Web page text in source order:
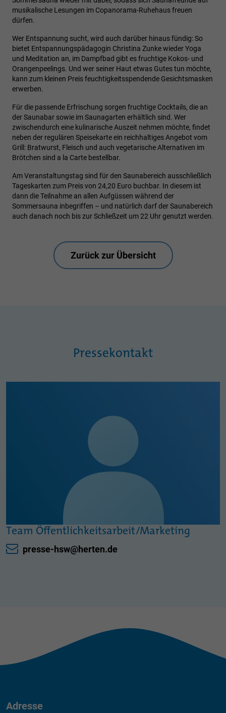
musikalische Lesungen im Copanorama-Ruhehaus freuen
dürfen.
Wer Entspannung sucht, wird auch darüber hinaus fündig: So
bietet Entspannungspädagogin Christina Zunke wieder Yoga
und Meditation an, im Dampfbad gibt es fruchtige Kokos- und
Orangenpeelings. Und wer seiner Haut etwas Gutes tun möchte,
kann zum kleinen Preis feuchtigkeitsspendende Gesichtsmasken
erwerben.
Für die passende Erfrischung sorgen fruchtige Cocktails, die an
der Saunabar sowie im Saunagarten erhältlich sind. Wer
zwischendurch eine kulinarische Auszeit nehmen möchte, findet
neben der regulären Speisekarte ein reichhaltiges Angebot vom
Grill: Bratwurst, Fleisch und auch vegetarische Alternativen im
Brötchen sind a la Carte bestellbar.
Am Veranstaltungstag sind für den Saunabereich ausschließlich
Tageskarten zum Preis von 24,20 Euro buchbar. In diesem ist
dann die Teilnahme an allen Aufgüssen während der
Sommersauna inbegriffen – und natürlich darf der Saunabereich
auch danach noch bis zur Schließzeit um 22 Uhr genutzt werden.
Zurück zur Übersicht
Pressekontakt
Team Öffentlichkeitsarbeit/Marketing
presse-hsw@herten.de
Adresse